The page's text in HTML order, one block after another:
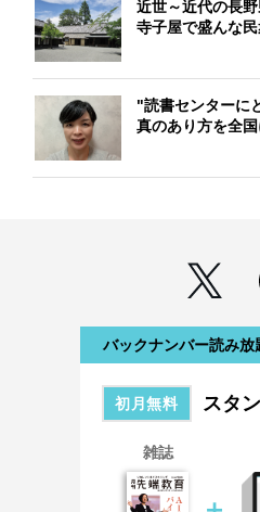
近世～近代の長
寺子屋で盛んな
"読書センターに
真のあり方を全
バックナンバー読み放
初月無料 スタ
雑誌